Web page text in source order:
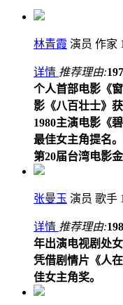
林青霞 演员 作家
详情 推荐理由:
个人首部电影《
影《八百壮士》
1980主演电影《
最佳女主角提名
第20届台湾电影
张曼玉 演员 歌手
详情 推荐理由:
年出演电视剧处
凭借剧情片《人
佳女主角奖。